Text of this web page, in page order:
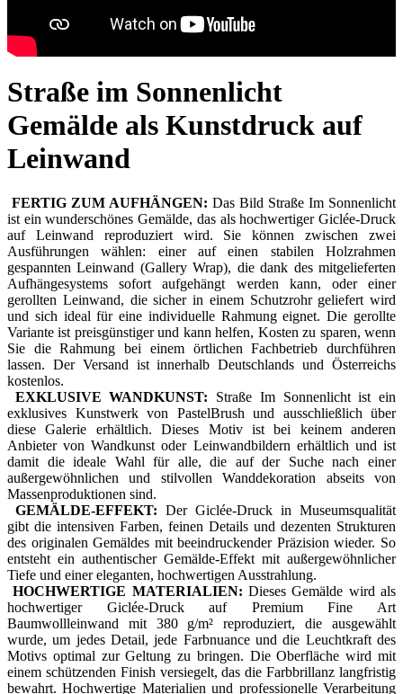
Straße im Sonnenlicht
Gemälde als Kunstdruck auf
Leinwand
FERTIG ZUM AUFHÄNGEN: Das Bild Straße Im Sonnenlicht
ist ein wunderschönes Gemälde, das als hochwertiger Giclée-Druck
auf Leinwand reproduziert wird. Sie können zwischen zwei
Ausführungen wählen: einer auf einen stabilen Holzrahmen
gespannten Leinwand (Gallery Wrap), die dank des mitgelieferten
Aufhängesystems sofort aufgehängt werden kann, oder einer
gerollten Leinwand, die sicher in einem Schutzrohr geliefert wird
und sich ideal für eine individuelle Rahmung eignet. Die gerollte
Variante ist preisgünstiger und kann helfen, Kosten zu sparen, wenn
Sie die Rahmung bei einem örtlichen Fachbetrieb durchführen
lassen. Der Versand ist innerhalb Deutschlands und Österreichs
kostenlos.
EXKLUSIVE WANDKUNST: Straße Im Sonnenlicht ist ein
exklusives Kunstwerk von PastelBrush und ausschließlich über
diese Galerie erhältlich. Dieses Motiv ist bei keinem anderen
Anbieter von Wandkunst oder Leinwandbildern erhältlich und ist
damit die ideale Wahl für alle, die auf der Suche nach einer
außergewöhnlichen und stilvollen Wanddekoration abseits von
Massenproduktionen sind.
GEMÄLDE-EFFEKT: Der Giclée-Druck in Museumsqualität
gibt die intensiven Farben, feinen Details und dezenten Strukturen
des originalen Gemäldes mit beeindruckender Präzision wieder. So
entsteht ein authentischer Gemälde-Effekt mit außergewöhnlicher
Tiefe und einer eleganten, hochwertigen Ausstrahlung.
HOCHWERTIGE MATERIALIEN: Dieses Gemälde wird als
hochwertiger Giclée-Druck auf Premium Fine Art
Baumwollleinwand mit 380 g/m² reproduziert, die ausgewählt
wurde, um jedes Detail, jede Farbnuance und die Leuchtkraft des
Motivs optimal zur Geltung zu bringen. Die Oberfläche wird mit
einem schützenden Finish versiegelt, das die Farbbrillanz langfristig
bewahrt. Hochwertige Materialien und professionelle Verarbeitung